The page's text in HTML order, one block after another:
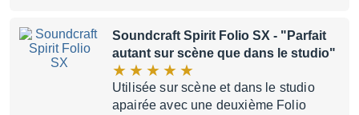
Soundcraft Spirit Folio SX - "Parfait
autant sur scène que dans le studio"
Utilisée sur scène et dans le studio
apairée avec une deuxième Folio